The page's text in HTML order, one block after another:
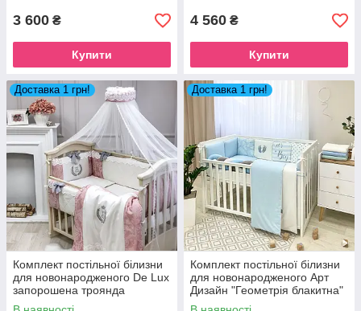
3 600 ₴
Купити
4 560 ₴
Купити
Доставка 1 грн!
Комплект постільної білизни
для новонародженого De Lux
запорошена троянда
Доставка 1 грн!
Комплект постільної білизни
для новонародженого Арт
Дизайн "Геометрія блакитна"